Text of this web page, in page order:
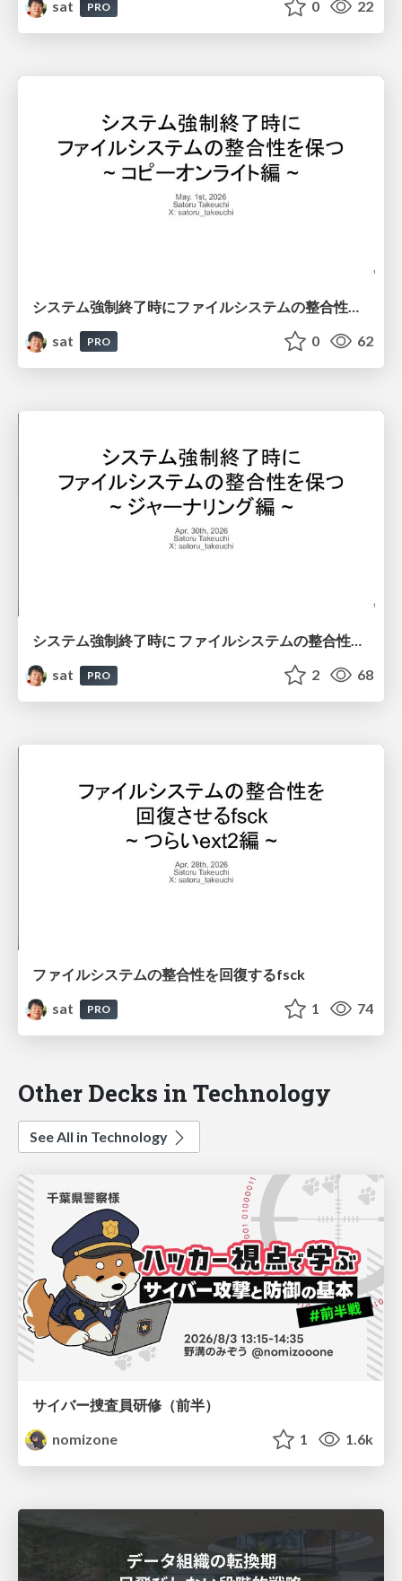
sat PRO 0 22
sat
PRO 0 62
システム強制終了時に ファイルシステムの整合性を保つ ~ ジャーナリング編 ~
sat
PRO 2 68
ファイルシステムの整合性を回復するfsck
sat
PRO 1 74
Other Decks in Technology
See All in Technology
サイバー捜査員研修（前半）
nomizone
1 1.6k